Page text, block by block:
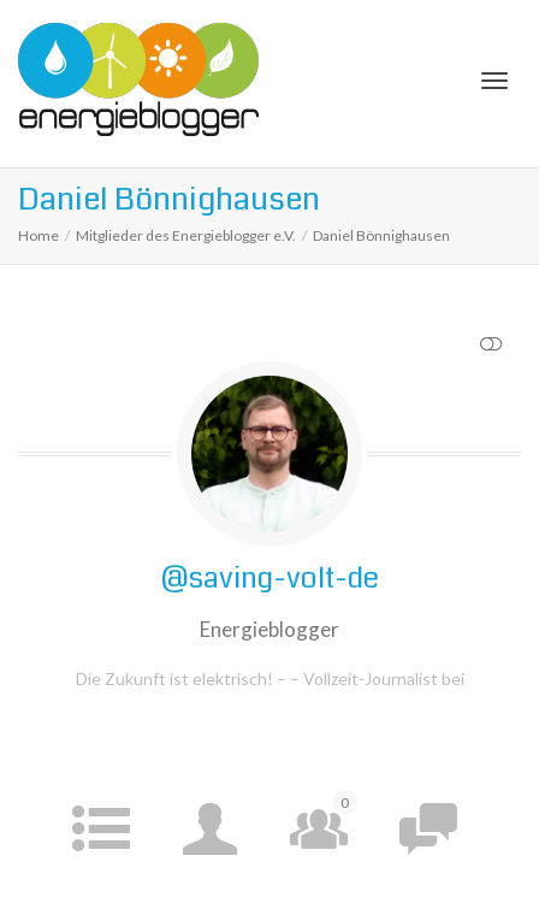
Daniel Bönnighausen
Home Mitglieder des Energieblogger e.V. Daniel Bönnighausen
@saving-volt-de
Energieblogger
Die Zukunft ist elektrisch! – – Vollzeit-Journalist bei
0